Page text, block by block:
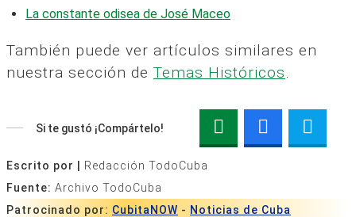
La constante odisea de José Maceo
También puede ver artículos similares en
nuestra sección de Temas Históricos.
Si te gustó ¡Compártelo!
Escrito por |
Redacción TodoCuba
Fuente: Archivo TodoCuba
Patrocinado por: CubitaNOW - Noticias de Cuba